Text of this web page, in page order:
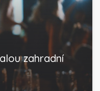
zahradní